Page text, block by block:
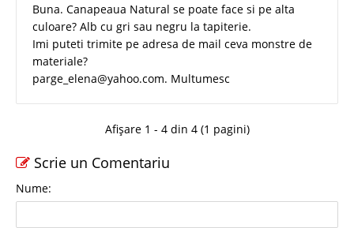
Buna. Canapeaua Natural se poate face si pe alta
culoare? Alb cu gri sau negru la tapiterie.
Imi puteti trimite pe adresa de mail ceva monstre de
materiale?
parge_elena@yahoo.com. Multumesc
Afișare 1 - 4 din 4 (1 pagini)
Scrie un Comentariu
Nume: